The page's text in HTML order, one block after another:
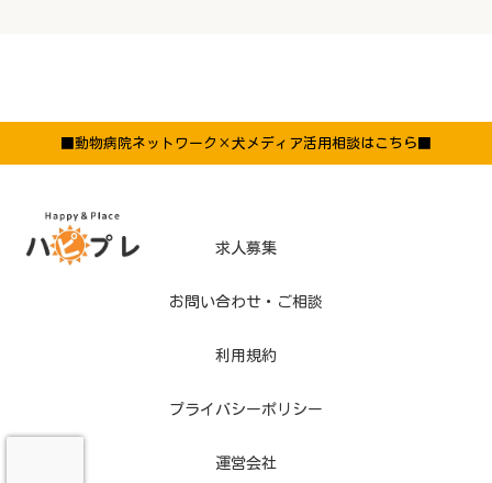
■動物病院ネットワーク×犬メディア活用相談はこちら■
求人募集
お問い合わせ・ご相談
利用規約
プライバシーポリシー
運営会社